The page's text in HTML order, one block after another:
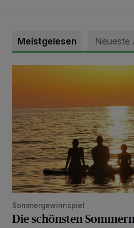
Meistgelesen Neueste
Die schönsten Sommermomente
Sommergewinnspiel
Die schönsten